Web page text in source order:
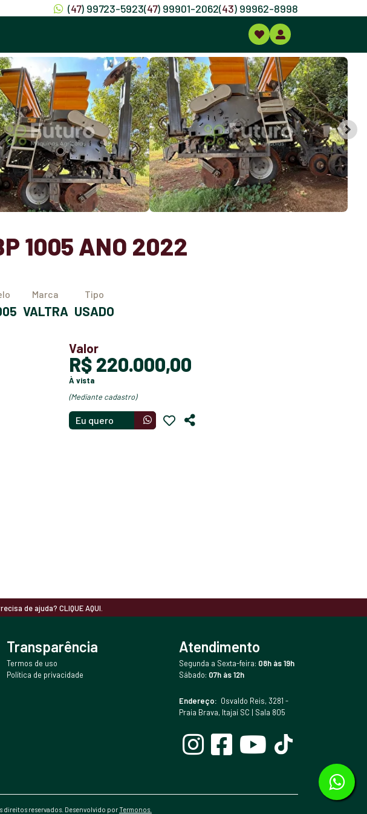
(47) 99723-5923(47) 99901-2062(43) 99962-8998
1005 ANO 2022
Marca
VALTRA
Tipo
USADO
Valor
R$ 220.000,00
à vista
(mediante cadastro)
Eu quero
de ajuda? CLIQUE AQUI.
Transparência
Termos de uso
Política de privacidade
Atendimento
Segunda a Sexta-feira: 08h às 19h
Sábado: 07h às 12h
Endereço: Osvaldo Reis, 3281 -
Praia Brava, Itajaí SC | Sala 805
reservados. Desenvolvido por Termonos.